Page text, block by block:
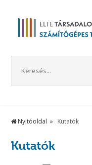
Nyitóoldal Kutatók
Kutatók